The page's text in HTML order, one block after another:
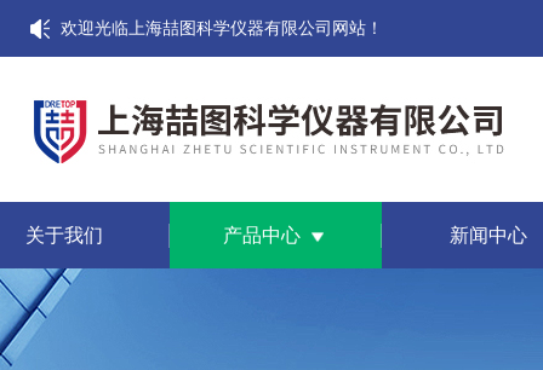
欢迎光临上海喆图科学仪器有限公司网站！
关于我们 产品中心 新闻中心